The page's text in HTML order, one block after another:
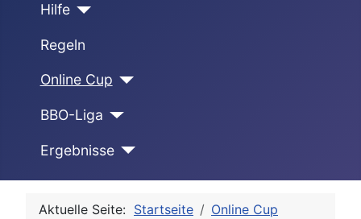
Hilfe
Regeln
Online Cup
BBO-Liga
Ergebnisse
Aktuelle Seite: Startseite
Online Cup